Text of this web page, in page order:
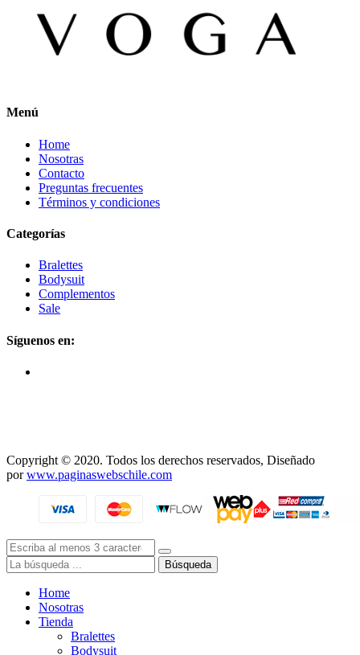
Menú
Home
Nosotras
Contacto
Preguntas frecuentes
Términos y condiciones
Categorías
Bralettes
Bodysuit
Complementos
Sale
Síguenos en:
Copyright © 2020. Todos los derechos reservados, Diseñado
porwww.paginaswebschile.com
Búsqueda
Home
Nosotras
Tienda
Bralettes
Bodysuit